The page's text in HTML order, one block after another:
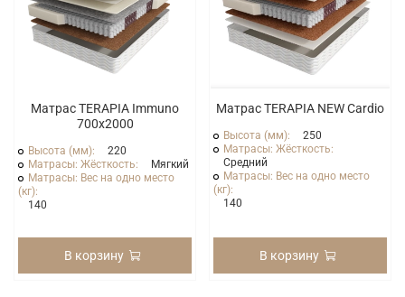
Матрас TERAPIA Immuno
700x2000
Высота (мм):
220
Матрасы: Жёсткость:
Мягкий
Матрасы: Вес на одно место
(кг):
140
В корзину
Матрас TERAPIA NEW Cardio
Высота (мм):
250
Матрасы: Жёсткость:
Средний
Матрасы: Вес на одно место
(кг):
140
В корзину